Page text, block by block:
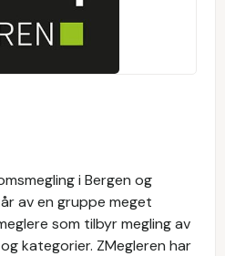
i Bergen og
av en gruppe meget
som tilbyr megling av
kategorier. ZMegleren har